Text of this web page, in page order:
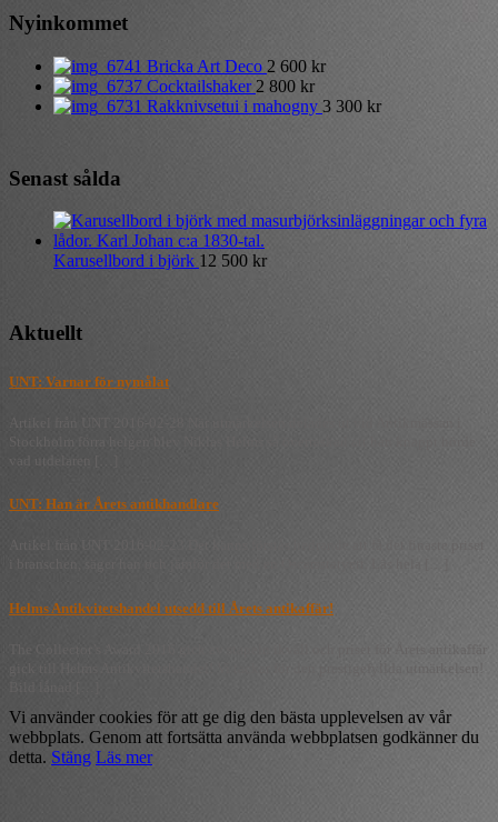
Nyinkommet
Bricka Art Deco 2 600 kr
Cocktailshaker 2 800 kr
Rakknivsetui i mahogny 3 300 kr
Senast sålda
Karusellbord i björk 12 500 kr
Aktuellt
UNT: Varnar för nymålat
Artikel från UNT 2016-02-28 När utmärkelsen delades ut vid Antikmässan i
vad utdelaren […]
UNT: Han är Årets antikhandlare
Artikel från UNT 2016-02-23 Det känns förstås hedrande att få det finaste priset
Helms Antikvitetshandel utsedd till Årets antikaffär!
The Collector’s Award 2016 gick av stapeln ikväll och priset för Årets antikaffär
Vi använder cookies för att ge dig den bästa upplevelsen av vår
webbplats. Genom att fortsätta använda webbplatsen godkänner du
detta. Stäng Läs mer